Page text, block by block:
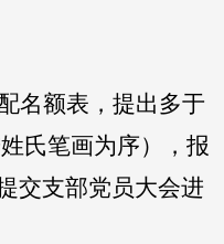
名额表，提出多于
氏笔画为序），报
交支部党员大会进